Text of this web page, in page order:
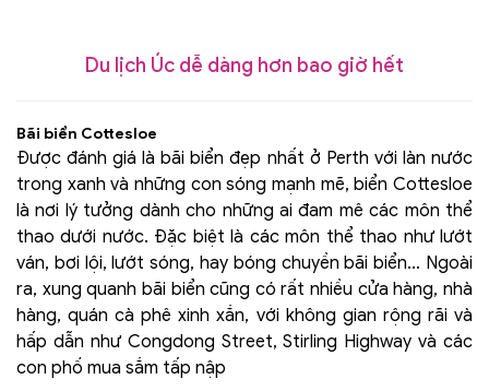
Du lịch Úc dễ dàng hơn bao giờ hết
Bãi biển Cottesloe
Được đánh giá là bãi biển đẹp nhất ở Perth với làn nước
trong xanh và những con sóng mạnh mẽ, biển Cottesloe
là nơi lý tưởng dành cho những ai đam mê các môn thể
thao dưới nước. Đặc biệt là các môn thể thao như lướt
ván, bơi lội, lướt sóng, hay bóng chuyền bãi biển… Ngoài
ra, xung quanh bãi biển cũng có rất nhiều cửa hàng, nhà
hàng, quán cà phê xinh xắn, với không gian rộng rãi và
hấp dẫn như Congdong Street, Stirling Highway và các
con phố mua sắm tấp nập